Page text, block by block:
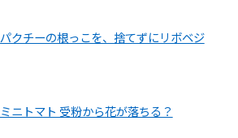
パクチーの根っこを、捨てずにリボベジ
ミニトマト 受粉から花が落ちる？